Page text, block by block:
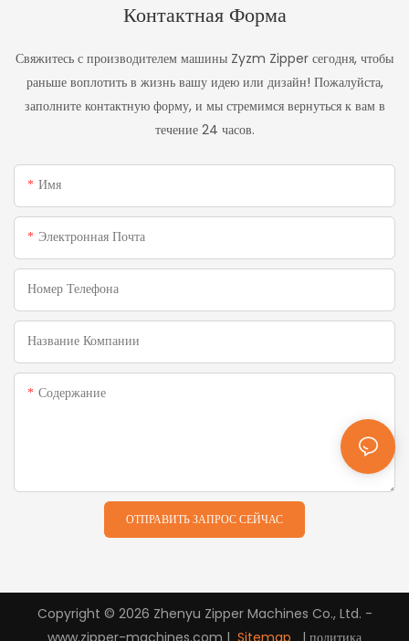
Контактная Форма
Свяжитесь с производителем машины Zyzm Zipper сегодня, чтобы
раньше воплотить в жизнь вашу идею или дизайн! Пожалуйста,
заполните контактную форму, и мы стремимся вернуться к вам в
течение 24 часов.
Имя
Электронная Почта
Номер Телефона
Название Компании
Содержание
ОТПРАВИТЬ ЗАПРОС СЕЙЧАС
Copyright © 2026 Zhenyu Zipper Machines Co., Ltd. -